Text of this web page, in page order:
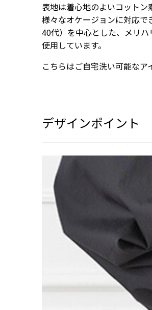
表地は着心地のよいコットン
様々なオケージョンに対応
40代）を中心とした、メリ
使用しています。
こちらはご自宅洗い可能なア
デザインポイント